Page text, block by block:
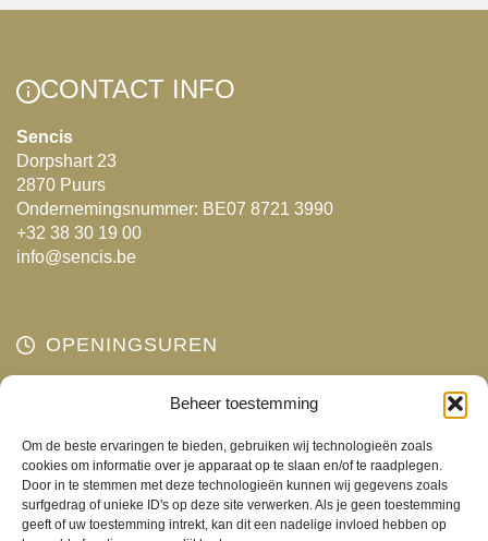
Beheer toestemming
Om de beste ervaringen te bieden, gebruiken wij technologieën zoals
cookies om informatie over je apparaat op te slaan en/of te raadplegen.
Door in te stemmen met deze technologieën kunnen wij gegevens zoals
surfgedrag of unieke ID's op deze site verwerken. Als je geen toestemming
geeft of uw toestemming intrekt, kan dit een nadelige invloed hebben op
meerdere
CONTACT INFO
Sencis
Dorpshart 23
2870 Puurs
Ondernemingsnummer: BE07 8721 3990
+32 38 30 19 00
info@sencis.be
OPENINGSUREN
Gesloten
Woensdag
10:00 - 18:00
Donderdag
10:00 - 18:00
Vrijdag
10:00 - 18:00